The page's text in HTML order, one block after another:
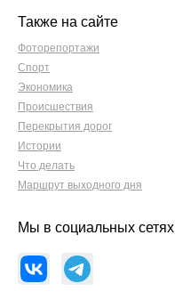
Также на сайте
Фоторепортажи
Спорт
Экономика
Происшествия
Перекрытия дорог
Истории
Что делать
Маршрут выходного дня
Мы в социальных сетях